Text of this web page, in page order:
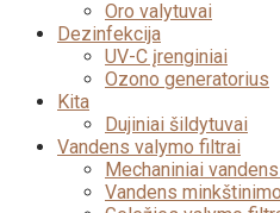
Oro valytuvai
Dezinfekcija
UV-C įrenginiai
Ozono generatorius
Kita
Dujiniai šildytuvai
Vandens valymo filtrai
Mechaniniai
Vandens